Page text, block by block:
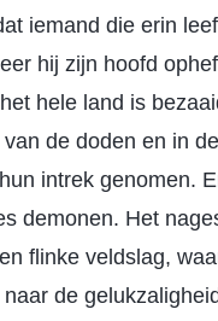
iemand die erin
hij zijn hoofd
hele land is
de doden en in
intrek genomen.
demonen. Het
flinke veldslag,
de